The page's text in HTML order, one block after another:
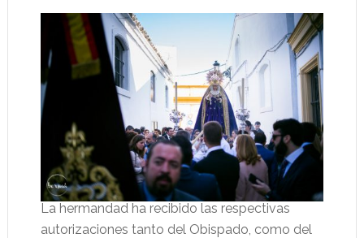
La hermandad ha recibido las respectivas
autorizaciones tanto del Obispado, como del